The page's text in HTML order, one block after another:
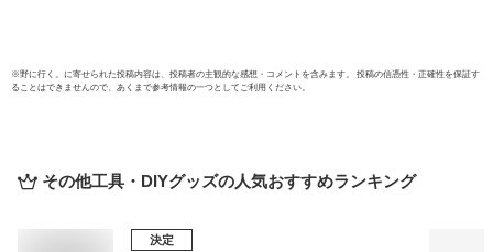
※野に行く。 に寄せられた投稿内容は、投稿者の主観的な感想・コメントを含みます。 投稿の信憑性・正確性を保証す
ることはできませんので、あくまで参考情報の一つとしてご利用ください。
その他工具・DIYグッズの人気おすすめランキング
決定